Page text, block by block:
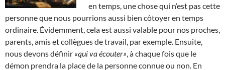
en temps, une chose qui n’est pas cette
personne que nous pourrions aussi bien côtoyer en temps
ordinaire. Évidemment, cela est aussi valable pour nos proches,
parents, amis et collègues de travail, par exemple. Ensuite,
nous devons définir «qui va écouter» , à chaque fois que le
démon prendra la place de la personne connue ou non. En